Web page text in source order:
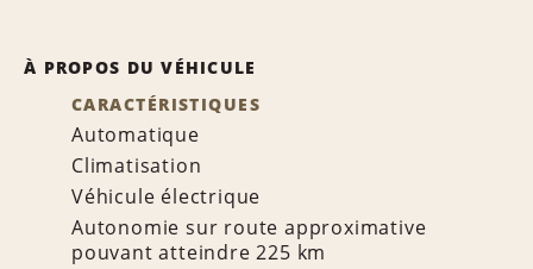
À PROPOS DU VÉHICULE
CARACTÉRISTIQUES
Automatique
Climatisation
Véhicule électrique
Autonomie sur route approximative
pouvant atteindre 225 km